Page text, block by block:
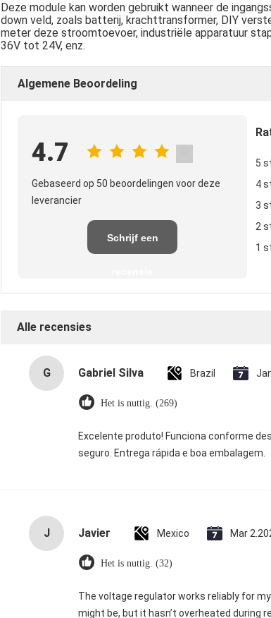
Deze module kan worden gebruikt wanneer de
down veld, zoals batterij, krachttransformer, DIY
meter deze stroomtoevoer, industriële apparatuur
36V tot 24V, enz.
Algemene Beoordeling
4.7
Gebaseerd op 50 beoordelingen voor deze
leverancier
Schrijf een
5
4
3
2
1
Alle recensies
G Gabriel Silva Brazil
Het is nuttig. (269)
Excelente produto! Funciona conforme
seguro. Entrega rápida e boa embalagem.
J Javier Mexico Mar
Het is nuttig. (32)
The voltage regulator works reliably for
might be, but it hasn’t overheated during